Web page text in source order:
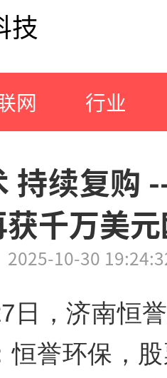
技
网 行业
持续复购
千万美
2025-10-30
日，济南恒
恒誉环保，